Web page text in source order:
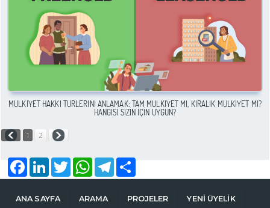
MÜLKIYET HAKKI TÜRLERINI ANLAMAK: TAM MÜLKIYET MI, KIRALIK MÜLKIYET MI?
HANGISI SIZIN İÇIN UYGUN?
1 2
ANA SAYFA ARAMA PROJELER YENİ ÜYELİK
FacebookLinkedInTwitter WhatsAppTelegram